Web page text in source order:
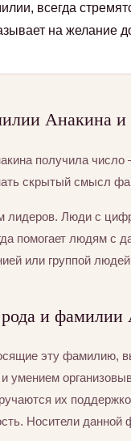
всегда
на желание
Анакина и
получила
скрытый смысл
лидеров. Люди с
помогает людям с
или группой
и фамилии
эту фамилию,
умением
их
Носители